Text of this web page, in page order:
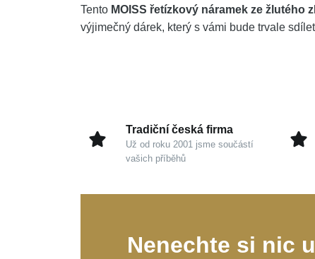
Tento MOISS řetízkový náramek ze žlutého
výjimečný dárek, který s vámi bude trvale
Tradiční česká firma
Už od roku 2001 jsme součástí
vašich příběhů
Nenechte si nic